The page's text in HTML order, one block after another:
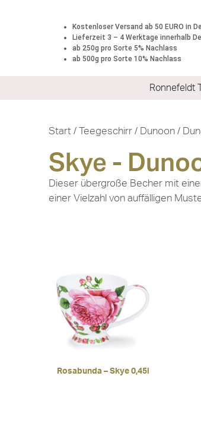
Kostenloser Versand ab 50 EURO in
Lieferzeit 3 – 4 Werktage innerhalb
ab 250g pro Sorte 5% Nachlass
ab 500g pro Sorte 10% Nachlass
Ronnefeldt
Start / Teegeschirr / Dunoon /
Skye -
Dieser übergroße Becher mit
einer Vielzahl von auffälligen
Rosabunda – Skye 0,45l